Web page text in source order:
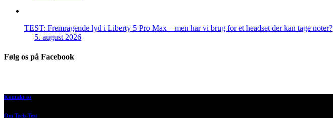
TEST: Fremragende lyd i Liberty 5 Pro Max – men har vi brug for et headset der kan tage noter?
5. august 2026
Følg os på Facebook
Kontakt os
Om Tech-Test